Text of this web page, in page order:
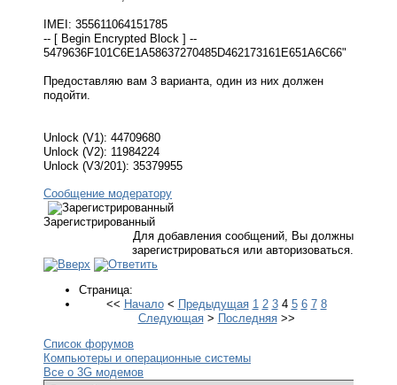
IMEI: 355611064151785
-- [ Begin Encrypted Block ] --
5479636F101C6E1A58637270485D462173161E651A6C66"
Предоставляю вам 3 варианта, один из них должен
подойти.
Unlock (V1): 44709680
Unlock (V2): 11984224
Unlock (V3/201): 35379955
Сообщение модератору
Зарегистрированный
Для добавления сообщений, Вы должны
зарегистрироваться или авторизоваться.
Страница:
<< Начало< Предыдущая 1 2 3 4 5 6 7 8
Следующая> Последняя>>
Список форумов
Компьютеры и операционные системы
Все о 3G модемов